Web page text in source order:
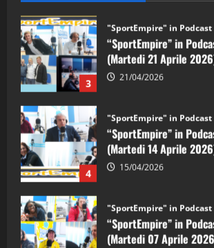
3
"SportEmpire" in Podcast
“SportEmpire” in
(Martedi 21 Aprile
21/04/2026
4
"SportEmpire" in Podcast
“SportEmpire” in
(Martedi 14 Aprile
15/04/2026
"SportEmpire" in Podcast
“SportEmpire” in
(Martedi 07 Aprile